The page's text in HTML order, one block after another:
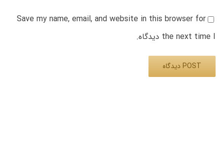
Save my name, email, and website in this browser for
the next time I دیدگاه.